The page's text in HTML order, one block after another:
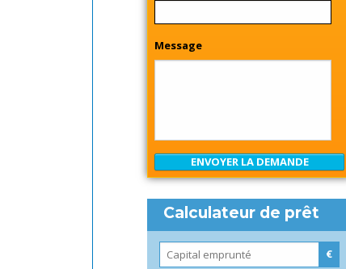
Message
Calculateur de prêt
€